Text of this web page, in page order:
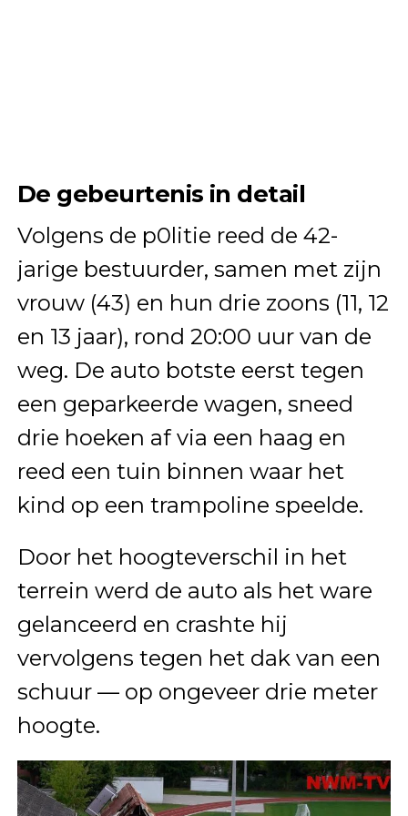
De gebeurtenis in detail
Volgens de p0litie reed de 42-
jarige bestuurder, samen met zijn
vrouw (43) en hun drie zoons (11, 12
en 13 jaar), rond 20:00 uur van de
weg. De auto botste eerst tegen
een geparkeerde wagen, sneed
drie hoeken af via een haag en
reed een tuin binnen waar het
kind op een trampoline speelde.
Door het hoogteverschil in het
terrein werd de auto als het ware
gelanceerd en crashte hij
vervolgens tegen het dak van een
schuur — op ongeveer drie meter
hoogte.